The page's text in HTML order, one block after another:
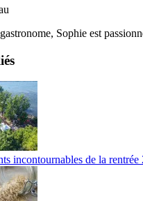
Sophie est
incontournables de la